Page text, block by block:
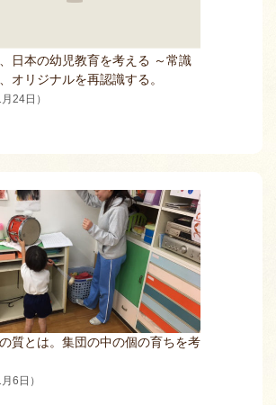
日本の幼児教育を考える ～常識
オリジナルを再認識する。
24日）
質とは。集団の中の個の育ちを考
6日）